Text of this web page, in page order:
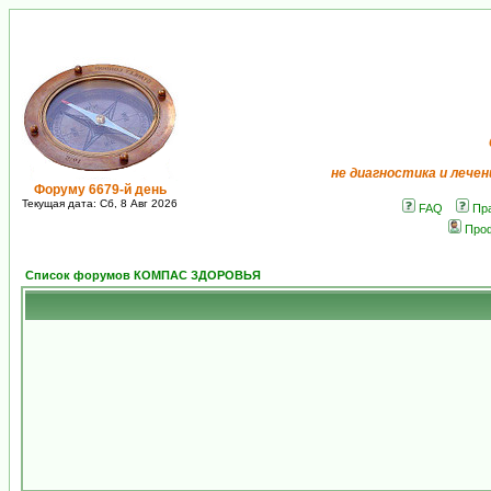
Форуму 6679-й день
Текущая дата: Сб, 8 Авг 2026
не диагностика и
FAQ
Список форумов КОМПАС ЗДОРОВЬЯ